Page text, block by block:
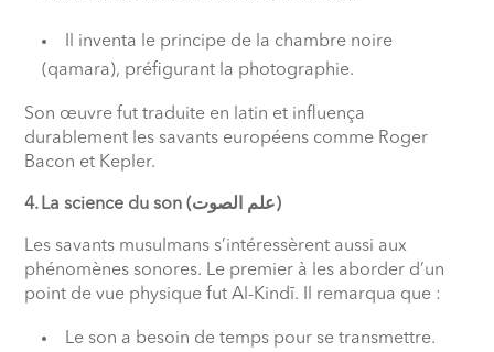
Il inventa le principe de la chambre noire
(qamara), préfigurant la photographie.
Son œuvre fut traduite en latin et influença
durablement les savants européens comme Roger
Bacon et Kepler.
4. La science du son (علم الصوت)
Les savants musulmans s’intéressèrent aussi aux
phénomènes sonores. Le premier à les aborder d’un
point de vue physique fut Al-Kindī. Il remarqua que :
Le son a besoin de temps pour se transmettre.